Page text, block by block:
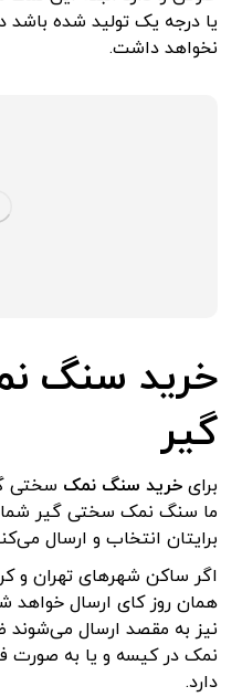
یا درجه یک تولید شده باشد
نخواهد داشت.
خرید سنگ
گیر
برایخرید سنگ نمک سختی
ما سنگ نمک سختی گیر
برایتان انتخاب و ارسال
اگر ساکن شهرهای تهران و
همان روز کای ارسال
نیز به مقصد ارسال
نمک در کیسه و یا به صورت
دارد.